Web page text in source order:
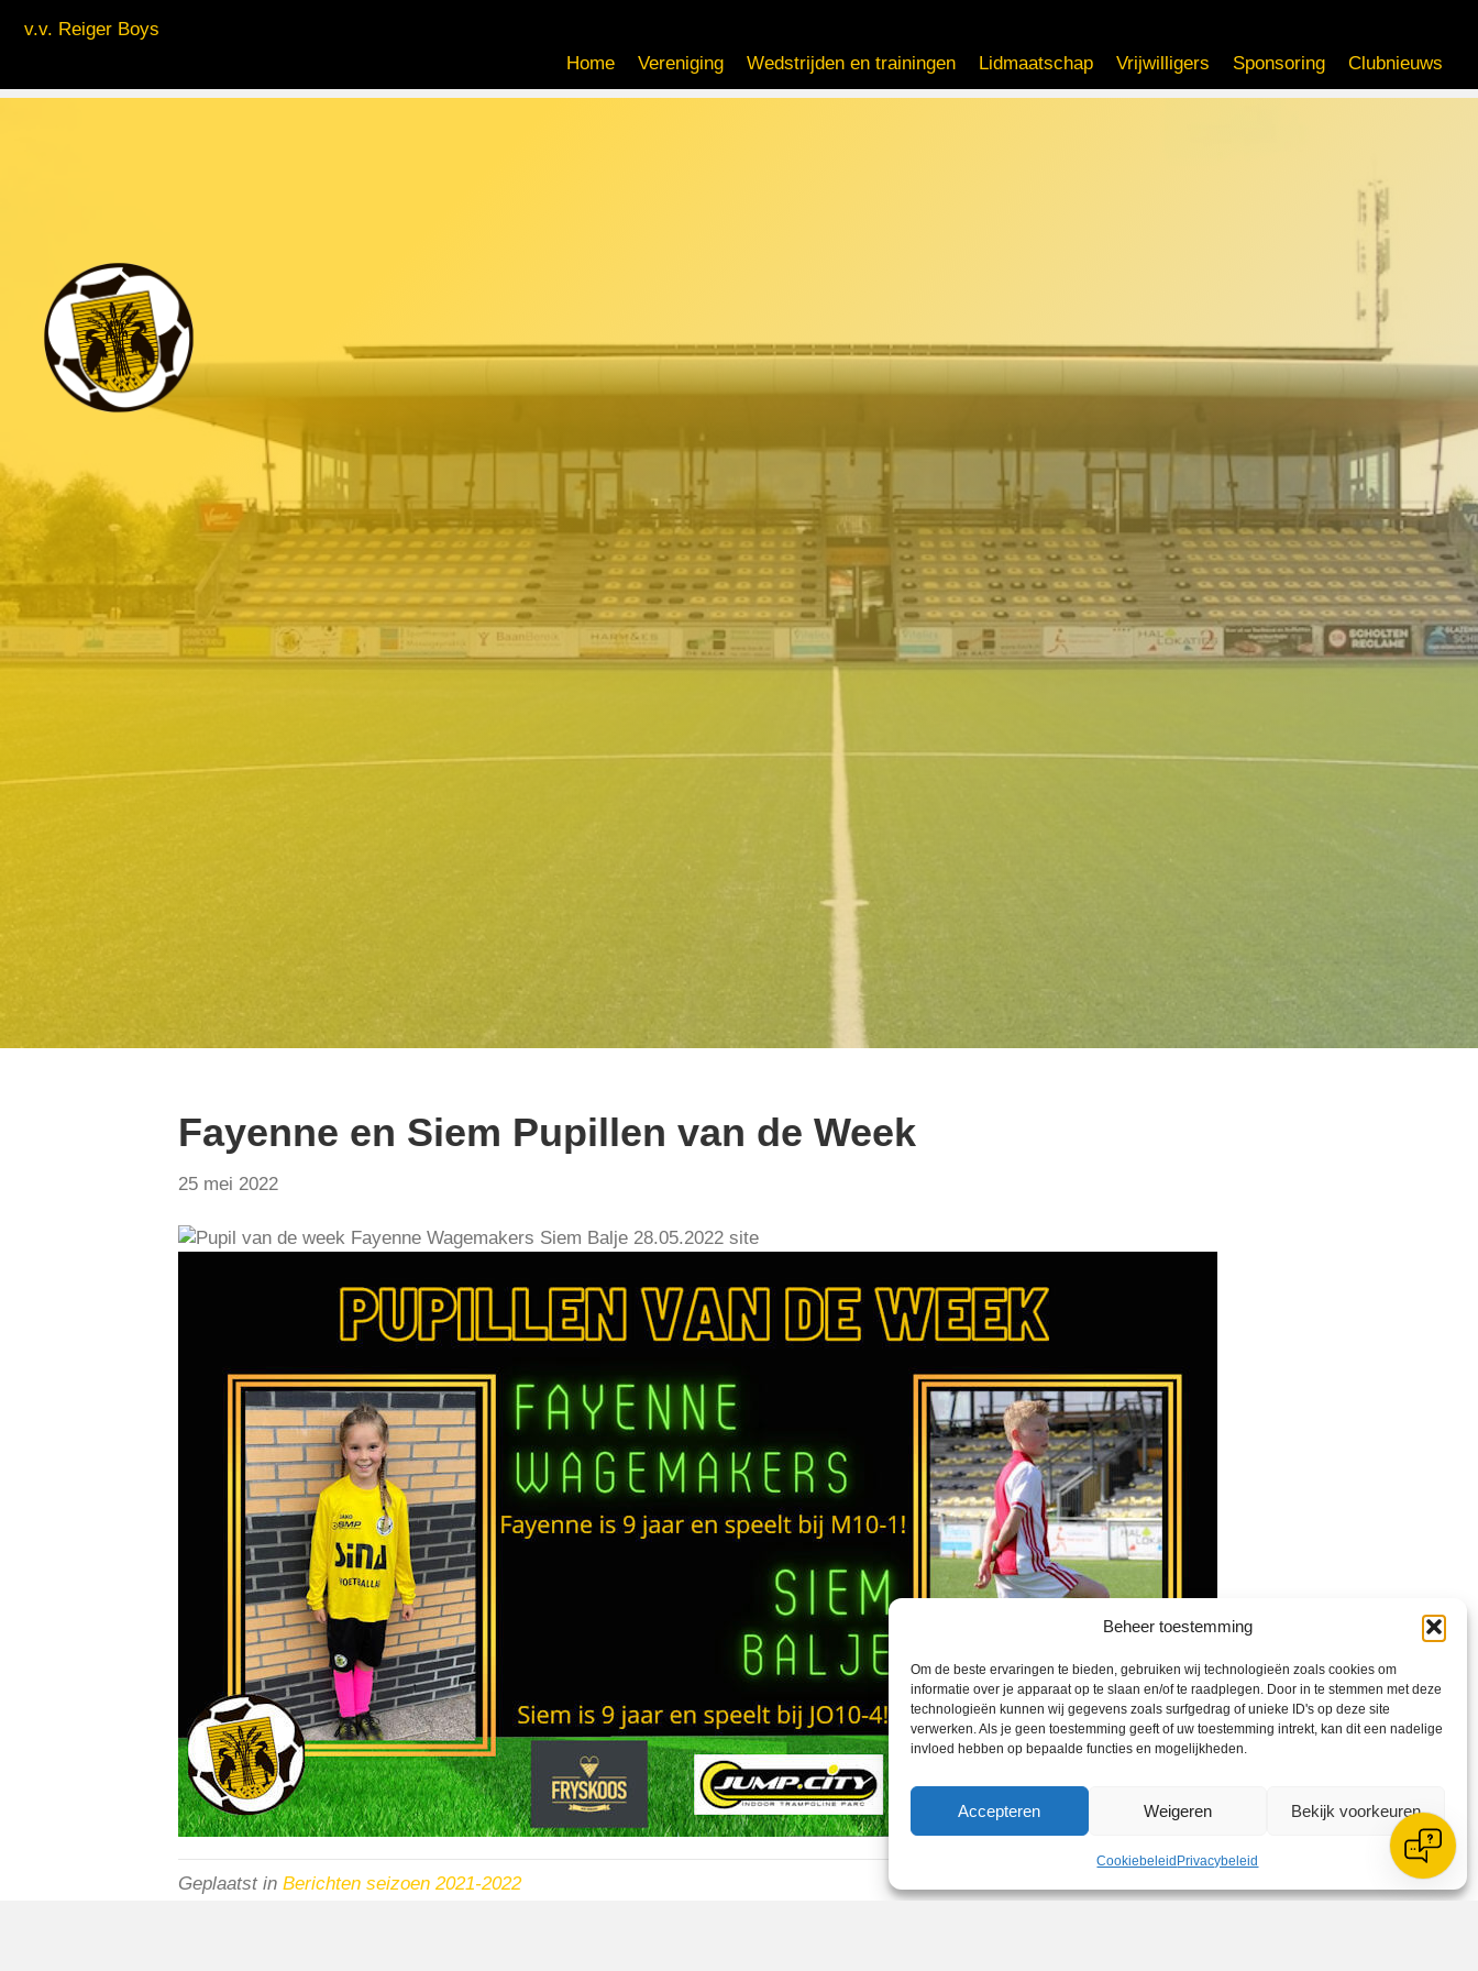
Beheer toestemming
Om de beste ervaringen te bieden, gebruiken wij technologieën zoals cookies om
informatie over je apparaat op te slaan en/of te raadplegen. Door in te stemmen met deze
technologieën kunnen wij gegevens zoals surfgedrag of unieke ID's op deze site
verwerken. Als je geen toestemming geeft of uw toestemming intrekt, kan dit een nadelige
invloed hebben op bepaalde functies en mogelijkheden.
Accepteren Weigeren Bekijk voorkeuren
Cookiebeleid Privacybeleid
v.v. Reiger Boys
Home
Vereniging Wedstrijden en trainingen Lidmaatschap Vrijwilligers Sponsoring Clubnieuws
Fayenne en Siem Pupillen van de Week
25 mei 2022
Geplaatst in Berichten seizoen 2021-2022